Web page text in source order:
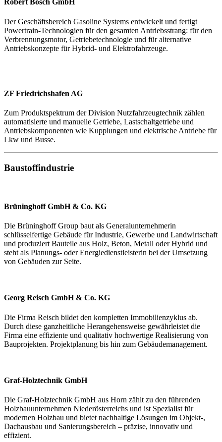
Robert Bosch GmbH
Der Geschäftsbereich Gasoline Systems entwickelt und fertigt
Powertrain-Technologien für den gesamten Antriebsstrang: für den
Verbrennungsmotor, Getriebetechnologie und für alternative
Antriebskonzepte für Hybrid- und Elektrofahrzeuge.
ZF Friedrichshafen AG
Zum Produktspektrum der Division Nutzfahrzeugtechnik zählen
automatisierte und manuelle Getriebe, Lastschaltgetriebe und
Antriebskomponenten wie Kupplungen und elektrische Antriebe für
Lkw und Busse.
Baustoffindustrie
Brüninghoff GmbH & Co. KG
Die Brüninghoff Group baut als Generalunternehmerin
schlüsselfertige Gebäude für Industrie, Gewerbe und Landwirtschaft
und produziert Bauteile aus Holz, Beton, Metall oder Hybrid und
steht als Planungs- oder Energiedienstleisterin bei der Umsetzung
von Gebäuden zur Seite.
Georg Reisch GmbH & Co. KG
Die Firma Reisch bildet den kompletten Immobilienzyklus ab.
Durch diese ganzheitliche Herangehensweise gewährleistet die
Firma eine effiziente und qualitativ hochwertige Realisierung von
Bauprojekten. Projektplanung bis hin zum Gebäudemanagement.
Graf-Holztechnik GmbH
Die Graf-Holztechnik GmbH aus Horn zählt zu den führenden
Holzbauunternehmen Niederösterreichs und ist Spezialist für
modernen Holzbau und bietet nachhaltige Lösungen im Objekt-,
Dachausbau und Sanierungsbereich – präzise, innovativ und
effizient.